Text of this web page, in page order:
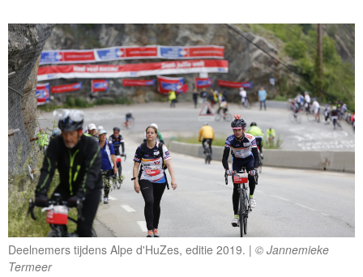
Deelnemers tijdens Alpe d'HuZes, editie 2019.
© Jannemieke
Termeer